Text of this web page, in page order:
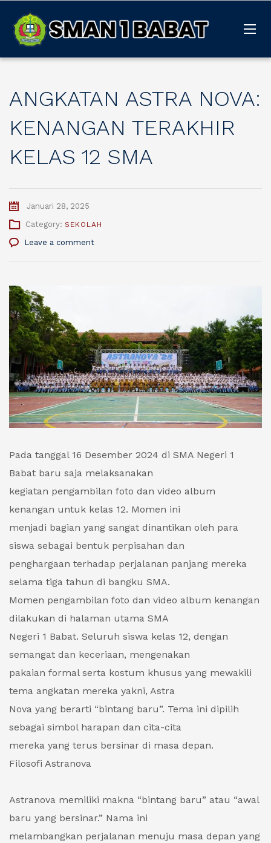
ANGKATAN ASTRA NOVA:
KENANGAN TERAKHIR
KELAS 12 SMA
Januari 28, 2025
Category: SEKOLAH
Leave a comment
Pada tanggal 16 Desember 2024 di SMA Negeri 1
Babat baru saja melaksanakan
kegiatan pengambilan foto dan video album
kenangan untuk kelas 12. Momen ini
menjadi bagian yang sangat dinantikan oleh para
siswa sebagai bentuk perpisahan dan
penghargaan terhadap perjalanan panjang mereka
selama tiga tahun di bangku SMA.
Momen pengambilan foto dan video album kenangan
dilakukan di halaman utama SMA
Negeri 1 Babat. Seluruh siswa kelas 12, dengan
semangat dan keceriaan, mengenakan
pakaian formal serta kostum khusus yang mewakili
tema angkatan mereka yakni, Astra
Nova yang berarti “bintang baru”. Tema ini dipilih
sebagai simbol harapan dan cita-cita
mereka yang terus bersinar di masa depan.
Filosofi Astranova
Astranova memiliki makna “bintang baru” atau “awal
baru yang bersinar.” Nama ini
melambangkan perjalanan menuju masa depan yang